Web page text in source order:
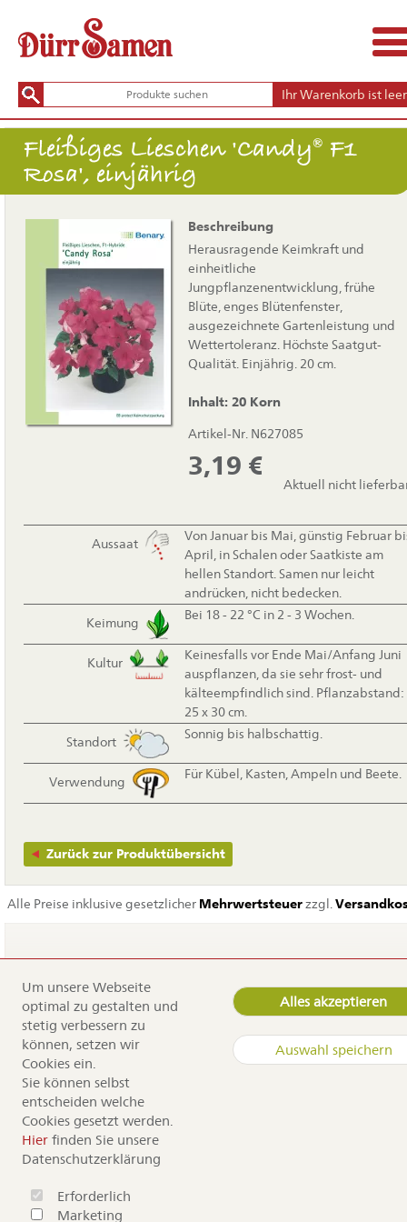
Ihr Warenkorb ist
Fleißiges Lieschen 'Candy® F1
Rosa', einjährig
Beschreibung
Herausragende Keimkraft und
einheitliche
Jungpflanzenentwicklung, frühe
Blüte, enges Blütenfenster,
ausgezeichnete Gartenleistung und
Wettertoleranz. Höchste Saatgut-
Qualität. Einjährig. 20 cm.
Inhalt: 20 Korn
Artikel-Nr. N627085
3,19 €
Aktuell nicht
Aussaat
Von Januar bis Mai, günstig Februar
April, in Schalen oder Saatkiste am
hellen Standort. Samen nur leicht
andrücken, nicht bedecken.
Keimung
Bei 18 - 22 °C in 2 - 3 Wochen.
Kultur
Keinesfalls vor Ende Mai/Anfang Juni
auspflanzen, da sie sehr frost- und
kälteempfindlich sind. Pflanzabstand:
25 x 30 cm.
Standort
Sonnig bis halbschattig.
Verwendung
Für Kübel, Kasten, Ampeln und Beete.
Zurück zur Produktübersicht
Alle Preise inklusive gesetzlicher Mehrwertsteuerzzgl.
überspringen
Home
Service
Dürr Samen
Kontakt
Um unsere Webseite
optimal zu gestalten und
stetig verbessern zu
können, setzen wir
Cookies ein.
Sie können selbst
entscheiden welche
Cookies gesetzt werden.
Hier finden Sie unsere
Datenschutzerklärung
Erforderlich
Marketing
Alles akzeptieren
Auswahl speichern